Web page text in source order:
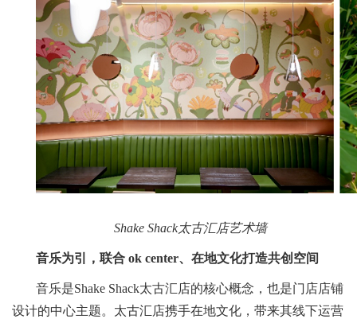
Shake Shack太古汇店艺术墙
音乐为引，联合 ok center、在地文化打造共创空间
音乐是Shake Shack太古汇店的核心概念，也是门店店铺
设计的中心主题。太古汇店携手在地文化，带来其线下运营